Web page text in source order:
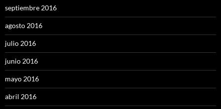
septiembre 2016
agosto 2016
julio 2016
junio 2016
mayo 2016
abril 2016